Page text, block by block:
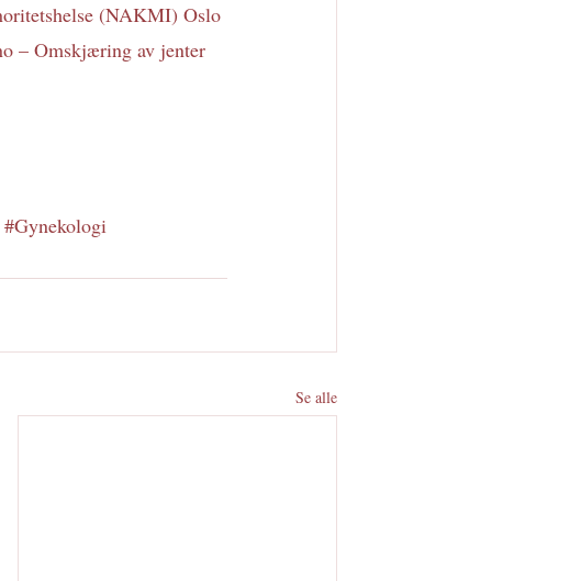
(NAKMI) Oslo
– Omskjæring av jenter
#Gynekologi
Se alle